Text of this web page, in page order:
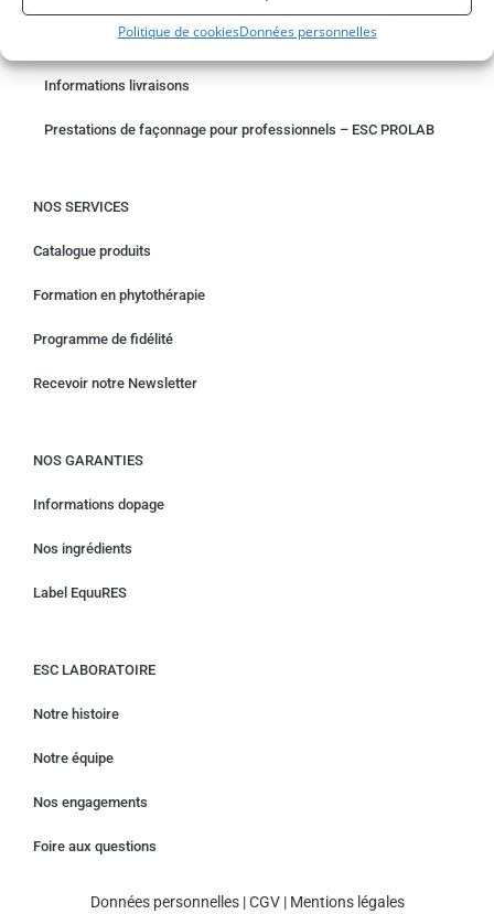
Politique de cookiesDonnées personnelles
Demande de rétractation
Informations livraisons
Prestations de façonnage pour professionnels – ESC PROLAB
NOS SERVICES
Catalogue produits
Formation en phytothérapie
Programme de fidélité
Recevoir notre Newsletter
NOS GARANTIES
Informations dopage
Nos ingrédients
Label EquuRES
ESC LABORATOIRE
Notre histoire
Notre équipe
Nos engagements
Foire aux questions
Données personnelles|CGV| Mentions légales